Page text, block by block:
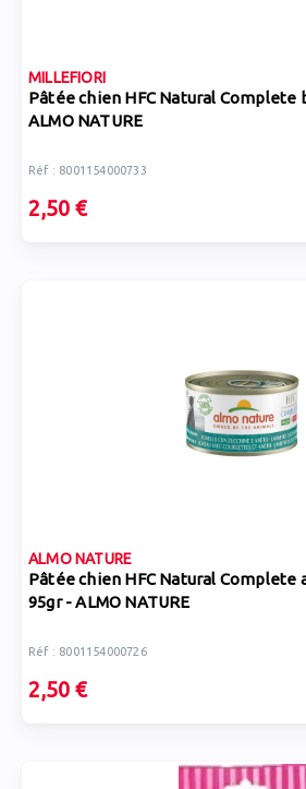
MILLEFIORI
Pâtée chien HFC Natural
ALMO NATURE
Réf : 8001154000733
2,50 €
ALMO NATURE
Pâtée chien HFC Natural Complete
95gr - ALMO NATURE
Réf : 8001154000726
2,50 €